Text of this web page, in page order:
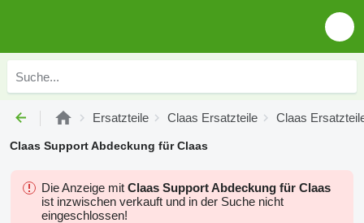
Ersatzteile Claas Ersatzteile Claas
Claas Support Abdeckung für Claas
Die Anzeige mit Claas Support Abdeckung für Claas
ist inzwischen verkauft und in der Suche nicht
eingeschlossen!